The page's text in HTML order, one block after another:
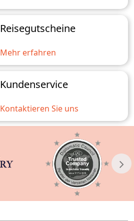
Reisegutscheine
Mehr erfahren
Kundenservice
Kontaktieren Sie uns